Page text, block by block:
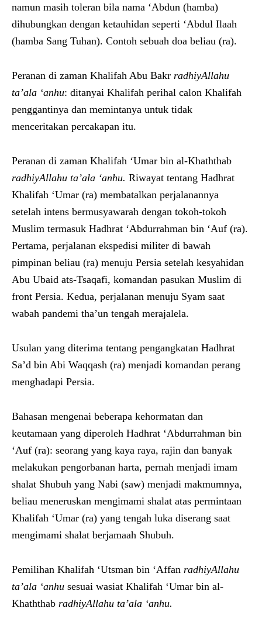
namun masih toleran bila nama ‘Abdun (hamba)
dihubungkan dengan ketauhidan seperti ‘Abdul Ilaah
(hamba Sang Tuhan). Contoh sebuah doa beliau (ra).
Peranan di zaman Khalifah Abu Bakr radhiyAllahu
ta’ala ‘anhu: ditanyai Khalifah perihal calon Khalifah
penggantinya dan memintanya untuk tidak
menceritakan percakapan itu.
Peranan di zaman Khalifah ‘Umar bin al-Khaththab
radhiyAllahu ta’ala ‘anhu. Riwayat tentang Hadhrat
Khalifah ‘Umar (ra) membatalkan perjalanannya
setelah intens bermusyawarah dengan tokoh-tokoh
Muslim termasuk Hadhrat ‘Abdurrahman bin ‘Auf (ra).
Pertama, perjalanan ekspedisi militer di bawah
pimpinan beliau (ra) menuju Persia setelah kesyahidan
Abu Ubaid ats-Tsaqafi, komandan pasukan Muslim di
front Persia. Kedua, perjalanan menuju Syam saat
wabah pandemi tha’un tengah merajalela.
Usulan yang diterima tentang pengangkatan Hadhrat
Sa’d bin Abi Waqqash (ra) menjadi komandan perang
menghadapi Persia.
Bahasan mengenai beberapa kehormatan dan
keutamaan yang diperoleh Hadhrat ‘Abdurrahman bin
‘Auf (ra): seorang yang kaya raya, rajin dan banyak
melakukan pengorbanan harta, pernah menjadi imam
shalat Shubuh yang Nabi (saw) menjadi makmumnya,
beliau meneruskan mengimami shalat atas permintaan
Khalifah ‘Umar (ra) yang tengah luka diserang saat
mengimami shalat berjamaah Shubuh.
Pemilihan Khalifah ‘Utsman bin ‘Affan radhiyAllahu
ta’ala ‘anhu sesuai wasiat Khalifah ‘Umar bin al-
Khaththab radhiyAllahu ta’ala ‘anhu.